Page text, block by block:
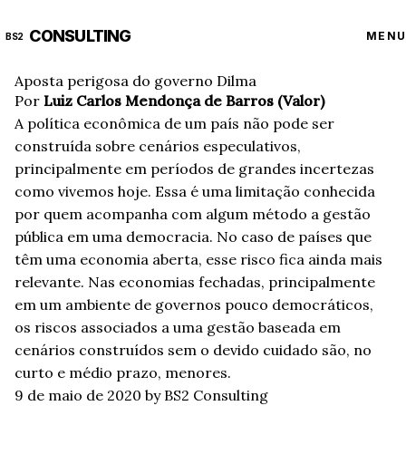
BS2 CONSULTING MENU
Aposta perigosa do governo Dilma
Por Luiz Carlos Mendonça de Barros (Valor)
A política econômica de um país não pode ser
construída sobre cenários especulativos,
principalmente em períodos de grandes incertezas
como vivemos hoje. Essa é uma limitação conhecida
por quem acompanha com algum método a gestão
pública em uma democracia. No caso de países que
têm uma economia aberta, esse risco fica ainda mais
relevante. Nas economias fechadas, principalmente
em um ambiente de governos pouco democráticos,
os riscos associados a uma gestão baseada em
cenários construídos sem o devido cuidado são, no
curto e médio prazo, menores.
9 de maio de 2020 by BS2 Consulting